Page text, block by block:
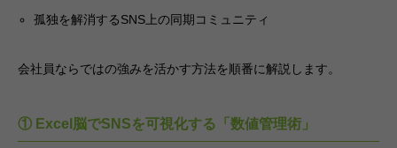
孤独を解消するSNS上の同期コミュニティ
会社員ならではの強みを活かす方法を順番に解説します。
① Excel脳でSNSを可視化する「数値管理術」